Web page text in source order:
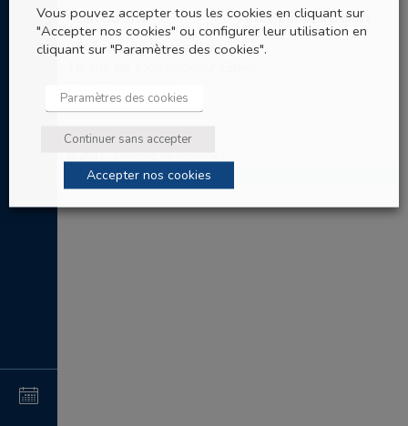
au
Plan du site
Aller sur l’Extranet
Evêché de Versailles
78000 Versailles
Tel: 01 30 97 67 60
Vous pouvez accepter tous les cookies en cliquant sur
"Accepter nos cookies" ou configurer leur utilisation en
cliquant sur "Paramètres des cookies".
Paramètres des cookies
Continuer sans accepter
Accepter nos cookies